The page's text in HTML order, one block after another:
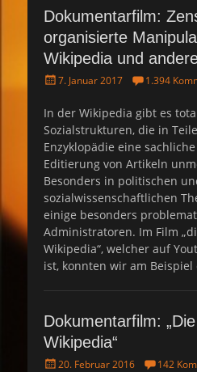
n
Dokumentarfilm:
organisierte
Wikipedia und
P
s
t
e
d
o
n
7. Januar 2017 1.394
In der Wikipedia gibt es
Sozialstrukturen, die in
Enzyklopädie eine
Editierung von Artikeln
Besonders in politischen
sozialwissenschaftlichen
einige besonders
Administratoren. Im Film
Wikipedia“, welcher auf
ist, konnten wir am Beispiel
Dokumentarfilm:
Wikipedia“
P
20. Februar 2016 142